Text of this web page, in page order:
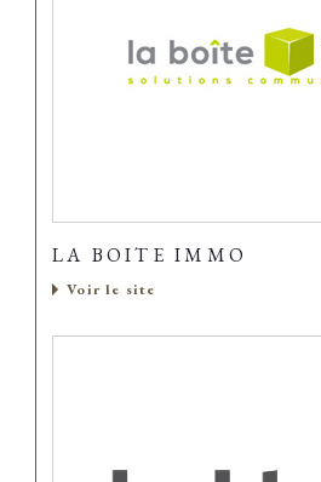
LA BOITE IMMO
Voir le site